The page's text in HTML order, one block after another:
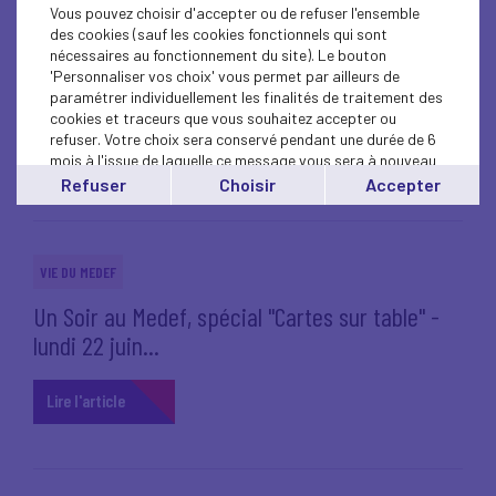
ÉCONOMIE
REF Souveraineté - Accélérer ou (encore)
décrocher - lundi 29...
Lire l'article
VIE DU MEDEF
Un Soir au Medef, spécial "Cartes sur table" -
lundi 22 juin...
Lire l'article
Vous pouvez choisir d'accepter ou de refuser l'ensemble
des cookies (sauf les cookies fonctionnels qui sont
nécessaires au fonctionnement du site). Le bouton
'Personnaliser vos choix' vous permet par ailleurs de
paramétrer individuellement les finalités de traitement des
cookies et traceurs que vous souhaitez accepter ou
refuser. Votre choix sera conservé pendant une durée de 6
mois à l'issue de laquelle ce message vous sera à nouveau
affiché..
Vous pouvez modifier votre choix à tout moment en
Refuser Choisir Accepter